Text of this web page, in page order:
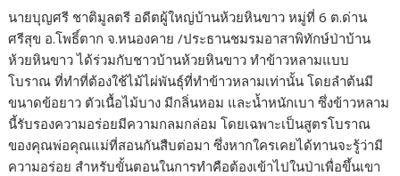
นายบุญศรี ชาติมูลตรี อดีตผู้ใหญ่บ้านห้วยหินขาว หมู่ที่ 6 ต.ด่าน
ศรีสุข อ.โพธิ์ตาก จ.หนองคาย /ประธานชมรมอาสาพิทักษ์ป่าบ้าน
ห้วยหินขาว ได้ร่วมกับชาวบ้านห้วยหินขาว ทำข้าวหลามแบบ
โบราณ ที่ทำที่ต้องใช้ไม้ไผ่พันธุ์ที่ทำข้าวหลามเท่านั้น โดยลำต้นมี
ขนาดข้อยาว ตัวเนื้อไม้บาง มีกลิ่นหอม และน้ำหนักเบา ซึ่งข้าวหลาม
นี้รับรองความอร่อยมีความกลมกล่อม โดยเฉพาะเป็นสูตรโบราณ
ของคุณพ่อคุณแม่ที่สอนกันสืบต่อมา ซึ่งหากใครเคยได้ทานจะรู้ว่ามี
ความอร่อย สำหรับขั้นตอนในการทำคือต้องเข้าไปในป่าเพื่อขึ้นเขา